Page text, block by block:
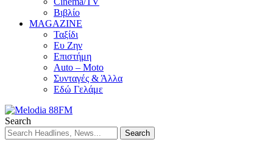
Βιβλίο
MAGAZINE
Ταξίδι
Ευ Ζην
Επιστήμη
Auto – Moto
Συνταγές & Άλλα
Εδώ Γελάμε
Search